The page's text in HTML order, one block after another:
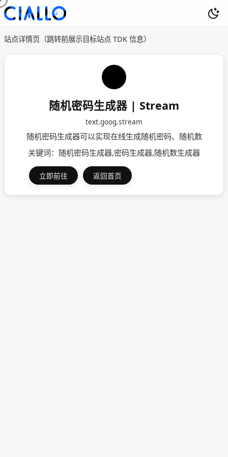
站点详情页（跳转前展示目标站点 TDK 信息）
随机密码生成器 | Stream
text.goog.stream
随机密码生成器可以实现在线生成随机密码、随机数
关键词：随机密码生成器,密码生成器,随机数生成器
立即前往 返回首页